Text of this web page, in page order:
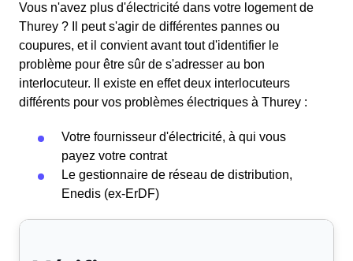
Vous n'avez plus d'électricité dans votre logement de
Thurey ? Il peut s'agir de différentes pannes ou
coupures, et il convient avant tout d'identifier le
problème pour être sûr de s'adresser au bon
interlocuteur. Il existe en effet deux interlocuteurs
différents pour vos problèmes électriques à Thurey :
Votre fournisseur d'électricité, à qui vous
payez votre contrat
Le gestionnaire de réseau de distribution,
Enedis (ex-ErDF)